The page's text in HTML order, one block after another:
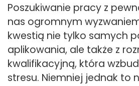
Poszukiwanie pracy z
nas ogromnym
kwestią nie tylko samych
aplikowania, ale także z
kwalifikacyjną, która
stresu. Niemniej jednak to